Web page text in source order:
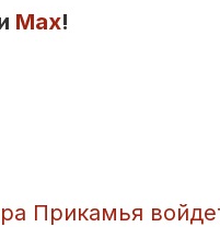
Max!
Прикамья